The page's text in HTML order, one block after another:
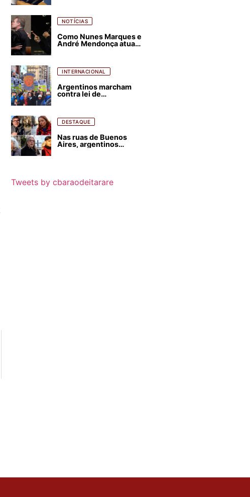
NOTÍCIAS
Como Nunes Marques e
André Mendonça atuam
INTERNACIONAL
Argentinos marcham
contra lei de
florestais
DESTAQUE
Nas ruas de Buenos
Aires, argentinos
Tweets by cbaraodeitarare